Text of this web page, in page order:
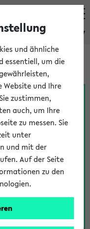
eKVV
Fragen zu
Ansprechpersonen
Der BIS
Hilfe leisten.
die Ihre
haben, auf der
der
und ähnliche
essentiell, um die
Website und Ihre
zustimmen,
auch, um Ihre
zu messen. Sie
unter
und mit der
Auf der Seite
zu den